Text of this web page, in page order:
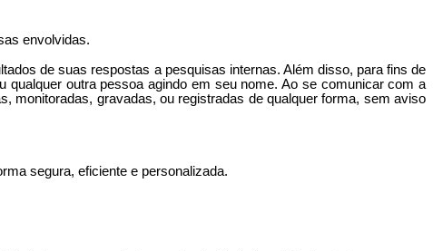
envolvidas.
de suas respostas a pesquisas internas. Além disso, para fins de
outra pessoa agindo em seu nome. Ao se comunicar com a
monitoradas, gravadas, ou registradas de qualquer forma, sem aviso
segura, eficiente e personalizada.